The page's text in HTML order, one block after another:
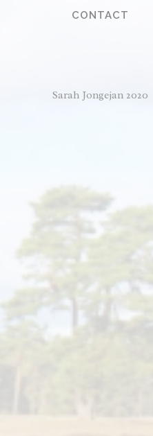
CONTACT
Sarah Jongejan 2020